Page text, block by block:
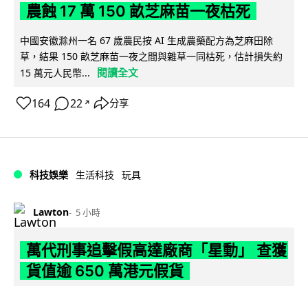
農蝕 17 萬 150 畝芝麻苗一夜枯死
中國安徽滁州一名 67 歲農民按 AI 生成農藥配方為芝麻田除
草，結果 150 畝芝麻苗一夜之間與雜草一同枯死，估計損失約
15 萬元人民幣...
閱讀全文
164 22 ↗ 分享
科技娛樂 生活科技 玩具
Lawton 5 小時
萬代刑事追擊假高達廠商「星動」 查獲
貨值逾 650 萬港元假貨